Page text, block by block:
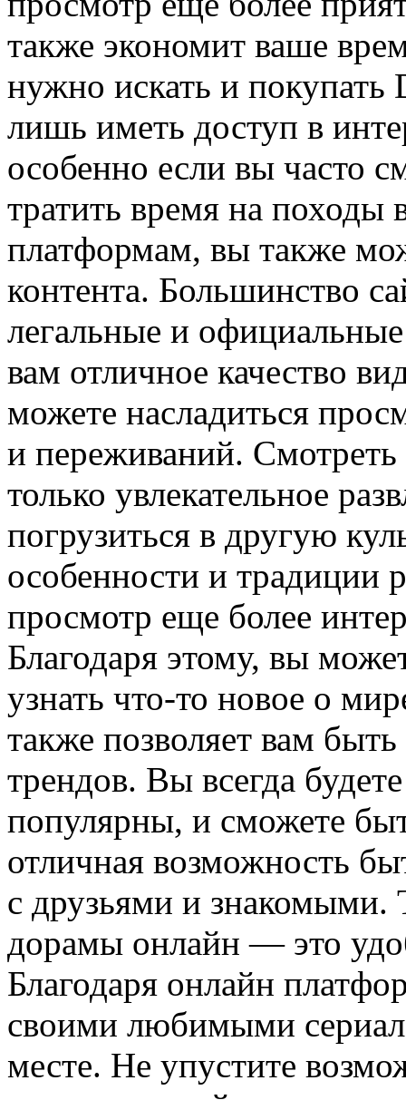
также экономит ваше
нужно искать и покупать
лишь иметь доступ в
особенно если вы часто
тратить время на походы
платформам, вы также
контента. Большинство
легальные и
вам отличное качество
можете насладиться
и переживаний.
только увлекательное
погрузиться в другую
особенности и традиции
просмотр еще более
Благодаря этому, вы
узнать что-то новое о
также позволяет вам
трендов. Вы всегда
популярны, и сможете
отличная возможность
с друзьями и знакомыми.
дорамы онлайн — это
Благодаря онлайн
своими любимыми
месте. Не упустите